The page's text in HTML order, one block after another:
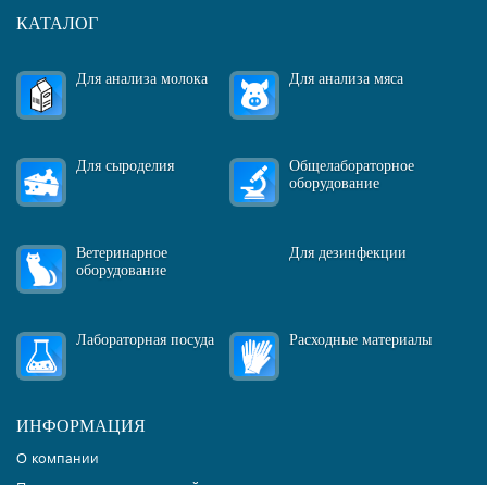
КАТАЛОГ
Для анализа молока Для анализа мяса
Для сыроделия
Общелабораторное
оборудование
Ветеринарное
оборудование
Для дезинфекции
Лабораторная посуда Расходные материалы
ИНФОРМАЦИЯ
О компании